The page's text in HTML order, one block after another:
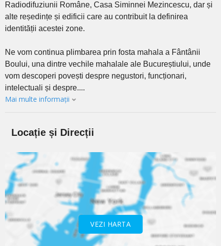
Radiodifuziunii Române, Casa Siminnei Mezincescu, dar și
alte reședințe și edificii care au contribuit la definirea
identității acestei zone.
Ne vom continua plimbarea prin fosta mahala a Fântânii
Boului, una dintre vechile mahalale ale Bucureștiului, unde
vom descoperi povești despre negustori, funcționari,
intelectuali și despre....
Mai multe informații
Locație și Direcții
VEZI HARTA